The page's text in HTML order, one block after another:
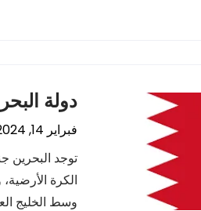
دولة
فبراير 14, 2024
توجد البحرين
الكرة